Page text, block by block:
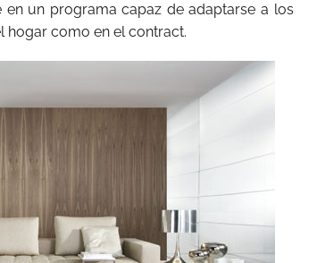
en un programa capaz de adaptarse a los
hogar como en el contract.